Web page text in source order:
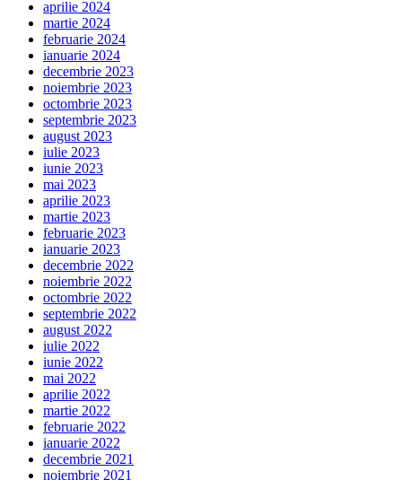
aprilie 2024
martie 2024
februarie 2024
ianuarie 2024
decembrie 2023
noiembrie 2023
octombrie 2023
septembrie 2023
august 2023
iulie 2023
iunie 2023
mai 2023
aprilie 2023
martie 2023
februarie 2023
ianuarie 2023
decembrie 2022
noiembrie 2022
octombrie 2022
septembrie 2022
august 2022
iulie 2022
iunie 2022
mai 2022
aprilie 2022
martie 2022
februarie 2022
ianuarie 2022
decembrie 2021
noiembrie 2021